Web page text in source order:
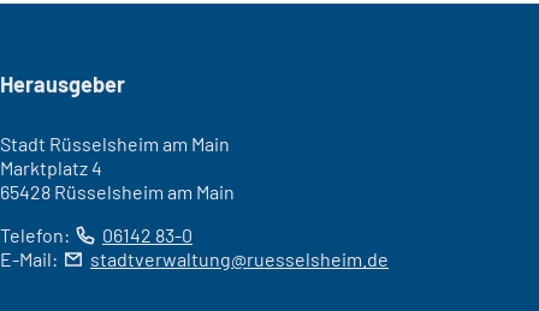
Seitenfuß
Herausgeber
Stadt Rüsselsheim am Main
Marktplatz 4
65428 Rüsselsheim am Main
Telefon:
06142 83-0
E-Mail:
stadtverwaltung ruesselsheim de